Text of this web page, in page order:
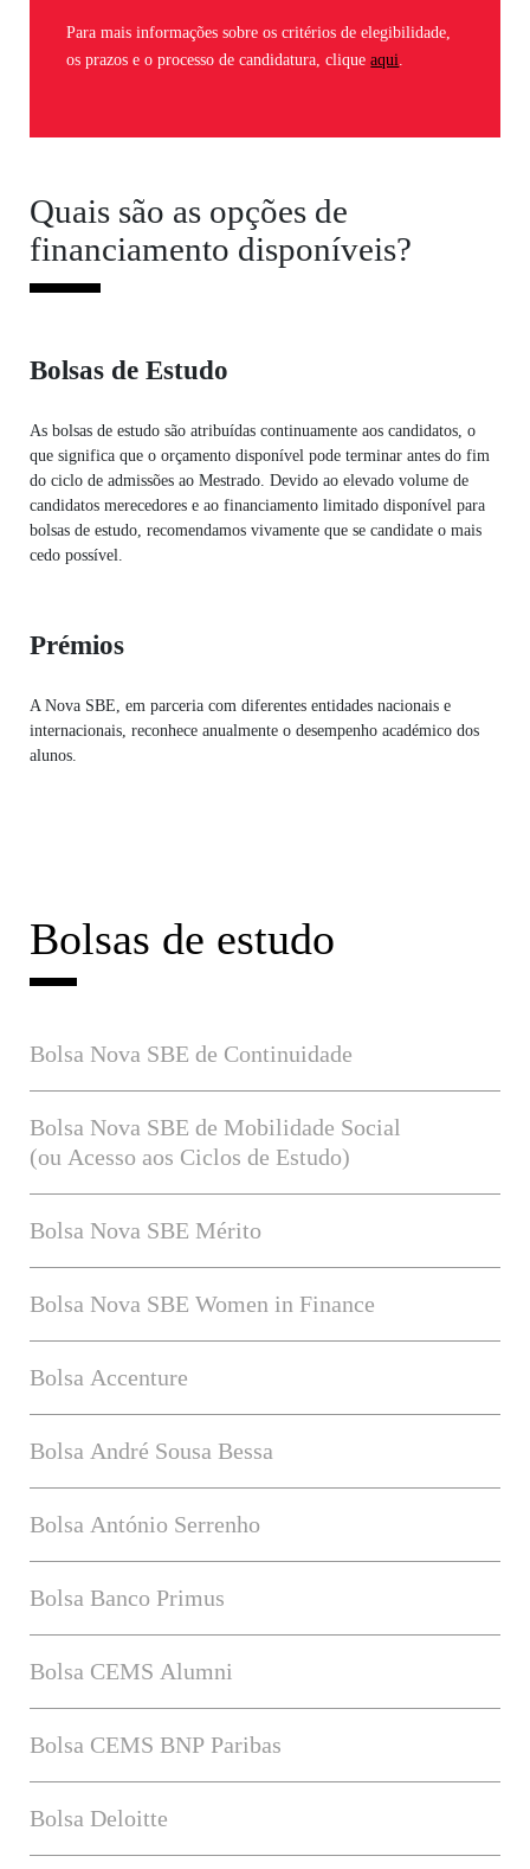
Para mais informações sobre os critérios de elegibilidade,
os prazos e o processo de candidatura, cliqueaqui
Quais são as opções de
financiamento disponíveis?
Bolsas de Estudo
As bolsas de estudo são atribuídas continuamente aos candidatos, o
que significa que o orçamento disponível pode terminar antes do fim
do ciclo de admissões ao Mestrado. Devido ao elevado volume de
candidatos merecedores e ao financiamento limitado disponível para
bolsas de estudo, recomendamos vivamente que se candidate o mais
cedo possível.
Prémios
A Nova SBE, em parceria com diferentes entidades nacionais e
internacionais, reconhece anualmente o desempenho académico dos
alunos.
Bolsas de estudo
Bolsa Nova SBE de Continuidade
Bolsa Nova SBE de Mobilidade Social
(ou Acesso aos Ciclos de Estudo)
Bolsa Nova SBE Mérito
Bolsa Nova SBE Women in Finance
Bolsa Accenture
Bolsa André Sousa Bessa
Bolsa António Serrenho
Bolsa Banco Primus
Bolsa CEMS Alumni
Bolsa CEMS BNP Paribas
Bolsa Deloitte